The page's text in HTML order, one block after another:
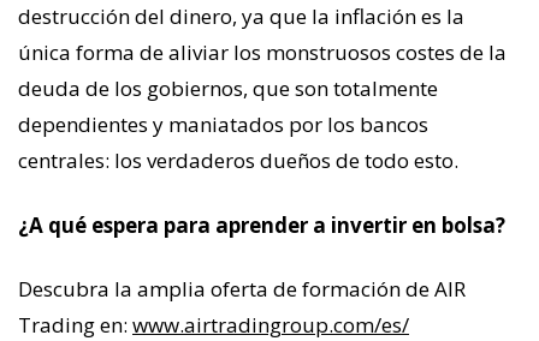
destrucción del dinero, ya que la inflación es la
única forma de aliviar los monstruosos costes de la
deuda de los gobiernos, que son totalmente
dependientes y maniatados por los bancos
centrales: los verdaderos dueños de todo esto.
¿A qué espera para aprender a invertir en bolsa?
Descubra la amplia oferta de formación de AIR
Trading en: www.airtradingroup.com/es/